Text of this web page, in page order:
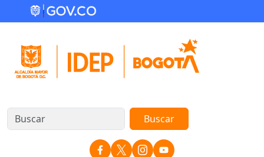
Pasar al contenido principal